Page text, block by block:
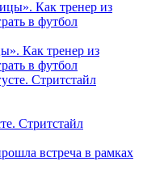
Как тренер из
в футбол
Стритстайл